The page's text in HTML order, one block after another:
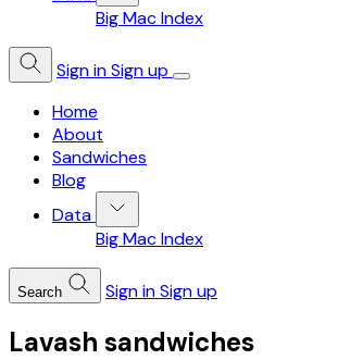
Big Mac Index
Sign inSign up
Home
About
Sandwiches
Blog
Data
Big Mac Index
Search Sign inSign up
Lavash sandwiches